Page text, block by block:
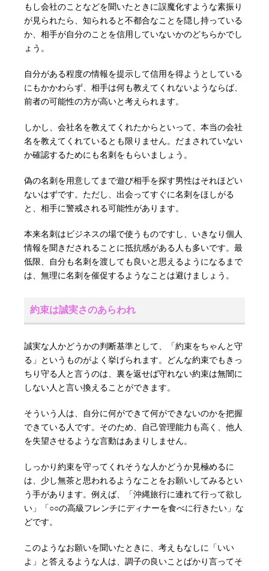
もし会社のことなどを聞いたときに誤魔化すような素振り
が見られたら、知られると不都合なことを隠し持っている
か、相手が自分のことを信用していないかのどちらかでし
ょう。
自分がある程度の情報を提示して信用を得ようとしている
にもかかわらず、相手は何も教えてくれないようならば、
前者の可能性の方が高いと考えられます。
しかし、会社名を教えてくれたからといって、本当の会社
名を教えてくれているとも限りません。だまされていない
か確認するためにも名刺をもらいましょう。
偽の名刺を用意してまで遊び相手を探す男性はそれほどい
ないはずです。ただし、出会ってすぐに名刺をほしがる
と、相手に警戒される可能性があります。
本来名刺はビジネスの場で使うものですし、いきなり個人
情報を聞きだされることに抵抗感がある人も多いです。最
低限、自分も名刺を渡しても良いと思えるようになるまで
は、無理に名刺を催促するようなことは避けましょう。
約束は誠実さのあらわれ
誠実な人かどうかの判断基準として、「約束をちゃんと守
る」というものがよく挙げられます。どんな約束でもきっ
ちり守る人と言うのは、裏を返せば守れない約束は無闇に
しない人と言い換えることができます。
そういう人は、自分に何ができて何ができないのかを把握
できている人です。そのため、自己管理能力も高く、他人
を失望させるような言動はあまりしません。
しっかり約束を守ってくれそうな人かどうか見極めるに
は、少し無茶と思われるようなことをお願いしてみるとい
う手があります。例えば、「沖縄旅行に連れて行って欲し
い」「○○の高級フレンチにディナーを食べに行きたい」な
どです。
このようなお願いを聞いたときに、考えもなしに「いい
よ」と答えるような人は、調子の良いことばかり言ってそ